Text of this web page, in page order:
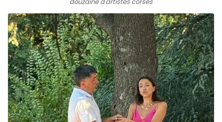
douzaine d'artistes corses